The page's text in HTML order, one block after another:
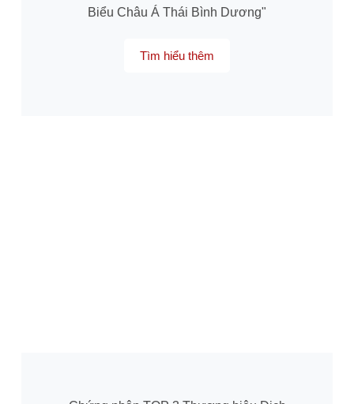
Biểu Châu Á Thái Bình Dương"
Tìm hiểu thêm